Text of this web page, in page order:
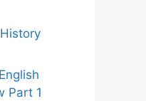
Part 1